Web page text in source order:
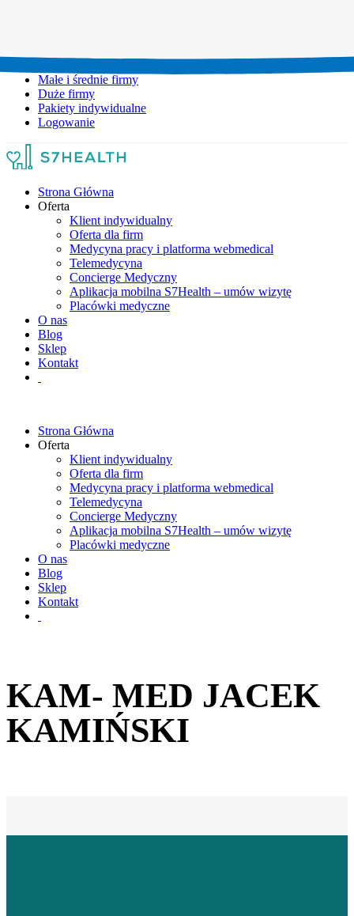
Małe i średnie firmy
Duże firmy
Pakiety indywidualne
Logowanie
Strona Główna
Oferta
Klient indywidualny
Oferta dla firm
Medycyna pracy i platforma webmedical
Telemedycyna
Concierge Medyczny
Aplikacja mobilna S7Health – umów wizytę
Placówki medyczne
O nas
Blog
Sklep
Kontakt
Strona Główna
Oferta
Klient indywidualny
Oferta dla firm
Medycyna pracy i platforma webmedical
Telemedycyna
Concierge Medyczny
Aplikacja mobilna S7Health – umów wizytę
Placówki medyczne
O nas
Blog
Sklep
Kontakt
KAM- MED JACEK
KAMIŃSKI